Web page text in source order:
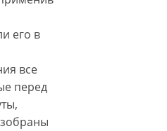
его в
все
перед